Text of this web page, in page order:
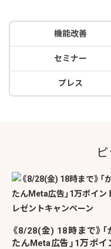
機能改善
セミナー
プレス
《8/28(金) 18時まで》「
たんMeta広告」1万ポイ